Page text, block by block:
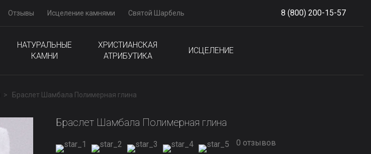
Отзывы Исцеление камнями Святой Шарбель 8 (800) 200-15-57
НАТУРАЛЬНЫЕ
КАМНИ
ХРИСТИАНСКАЯ
АТРИБУТИКА
ИСЦЕЛЕНИЕ
Браслет Шамбала Полимерная глина
Браслет Шамбала Полимерная глина
0 отзывов